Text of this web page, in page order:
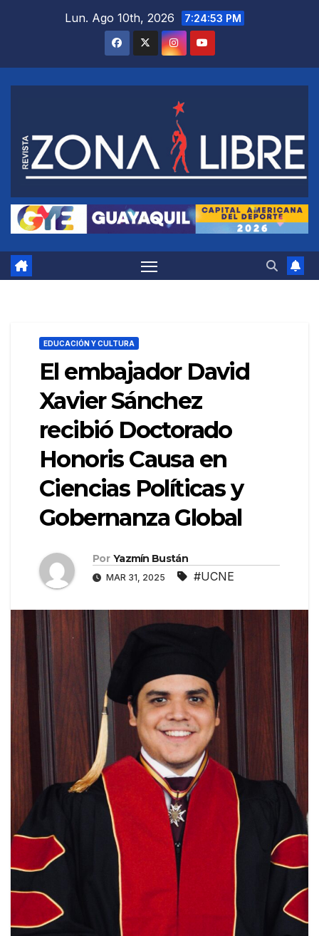
Lun. Ago 10th, 2026 7:24:54 PM
EDUCACIÓN Y CULTURA
El embajador David
Xavier Sánchez
recibió Doctorado
Honoris Causa en
Ciencias Políticas y
Gobernanza Global
Por Yazmín Bustán
MAR 31, 2025 #UCNE